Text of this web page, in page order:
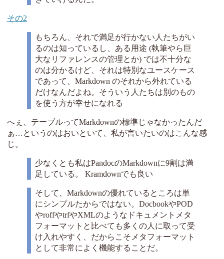
その2
もちろん、それで満足が行かない人たちがい
るのは知っているし、ある用途 (執筆やら巨
大なリファレンスの管理とか) では不十分な
のは分かるけど、それは特別なユースケース
であって、Markdown のそれから外れている
だけなんだよね。そういう人たちは別のもの
を使う方が幸せになれる
へぇ、テーブルってMarkdownの標準じゃなかったんだ
ぁ…というのはおいといて、私が言いたいのはこんな感
じ。
少なくとも私はPandocのMarkdownに9割は満
足している。 Kramdownでも良い
そして、Markdownの優れているところは単
にシンプルたからではない。DocbookやPOD
やroffやtrfやXMLのようなドキュメントメタ
フォーマットと比べても多くの人に取って受
け入れやすく、だからこそメタフォーマット
として非常によく機能することだ。